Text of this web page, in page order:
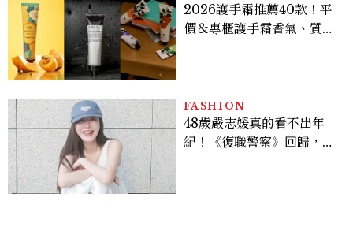
2026護手霜推薦40款！平
價＆專櫃護手霜香氣、質
FASHION
48歲嚴志媛真的看不出年
紀！《復職警察》回歸，5